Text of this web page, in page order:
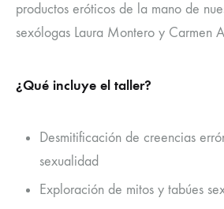
productos eróticos de la mano de
sexólogas Laura Montero y Carmen
¿Qué incluye el taller?
Desmitificación de creencias
sexualidad
Exploración de mitos y tabúes